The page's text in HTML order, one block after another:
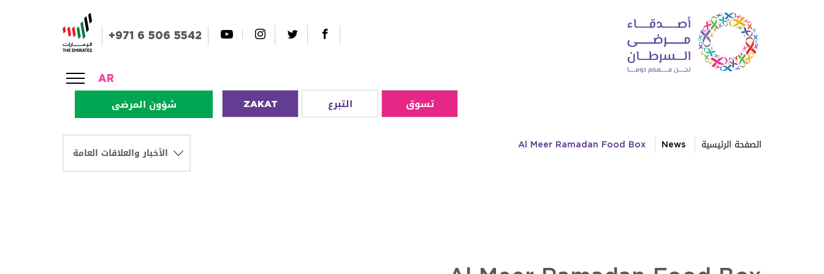
+971 6 506 5542
AR
تسوق التبرع ZAKAT شؤون المرضى
الصفحة الرئيسية News
Al Meer Ramadan Food Box